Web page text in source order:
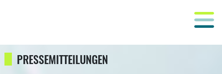
PRESSEMITTEILUNGEN